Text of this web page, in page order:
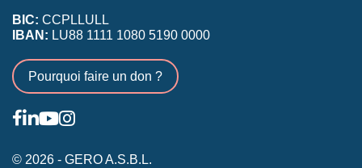
BIC: CCPLLULL
IBAN: LU88 1111 1080 5190 0000
Pourquoi faire un don ?
© 2026 - GERO A.S.B.L.